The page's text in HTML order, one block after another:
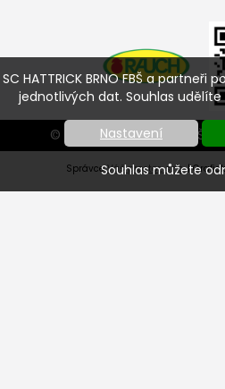
SC HATTRICK BRNO FBŠ a
jednotlivých dat. Souhlas udělíte
Nastavení
Souhlas můžete
© SC HATTRICK BRNO FBŠ
SprávceVáš prostor, s.r.o.|